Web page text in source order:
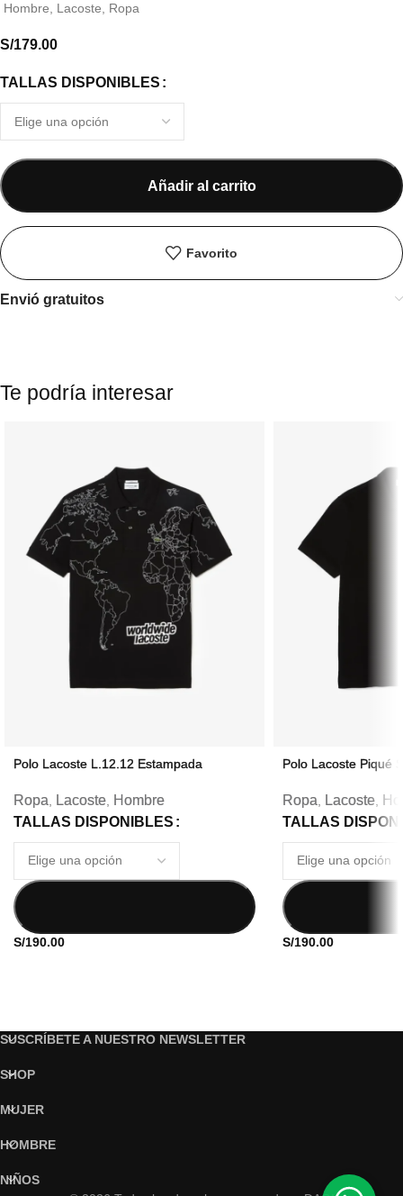
Hombre Lacoste Ropa
S/179.00
TALLAS DISPONIBLES
Añadir al carrito
Favorito
Envió gratuitos
Te podría interesar
Polo Lacoste L.12.12 Estampada
Ropa Lacoste
Hombre
TALLAS DISPONIBLES
S/190.00
Polo Lacoste Piqué
Ropa Lacoste,
TALLAS
S/190.00
SUSCRÍBETE A NUESTRO NEWSLETTER
SHOP
MUJER
HOMBRE
NIÑOS